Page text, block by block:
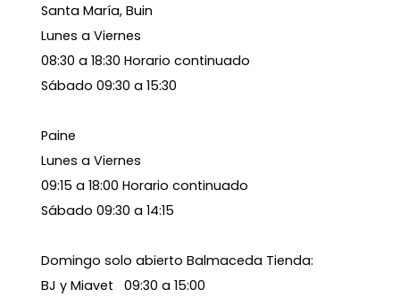
Santa María, Buin
Lunes a Viernes
08:30 a 18:30 Horario continuado
Sábado 09:30 a 15:30
Paine
Lunes a Viernes
09:15 a 18:00 Horario continuado
Sábado 09:30 a 14:15
Domingo solo abierto Balmaceda Tienda:
BJ y Miavet 09:30 a 15:00